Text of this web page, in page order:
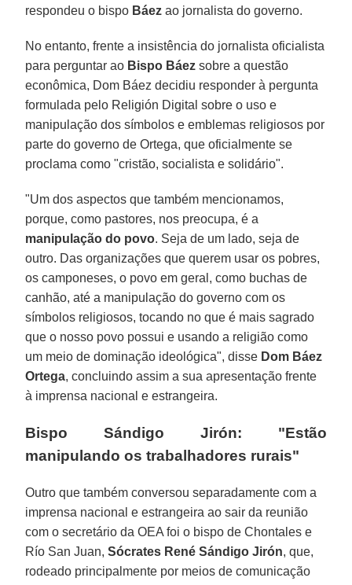
respondeu o bispo Báez ao jornalista do governo.
No entanto, frente a insistência do jornalista oficialista
para perguntar ao Bispo Báez sobre a questão
econômica, Dom Báez decidiu responder à pergunta
formulada pelo Religión Digital sobre o uso e
manipulação dos símbolos e emblemas religiosos por
parte do governo de Ortega, que oficialmente se
proclama como "cristão, socialista e solidário".
"Um dos aspectos que também mencionamos,
porque, como pastores, nos preocupa, é a
manipulação do povo. Seja de um lado, seja de
outro. Das organizações que querem usar os pobres,
os camponeses, o povo em geral, como buchas de
canhão, até a manipulação do governo com os
símbolos religiosos, tocando no que é mais sagrado
que o nosso povo possui e usando a religião como
um meio de dominação ideológica", disse Dom Báez
Ortega, concluindo assim a sua apresentação frente
à imprensa nacional e estrangeira.
Bispo Sándigo Jirón: "Estão
manipulando os trabalhadores rurais"
Outro que também conversou separadamente com a
imprensa nacional e estrangeira ao sair da reunião
com o secretário da OEA foi o bispo de Chontales e
Río San Juan,Sócrates René Sándigo Jirón, que,
rodeado principalmente por meios de comunicação